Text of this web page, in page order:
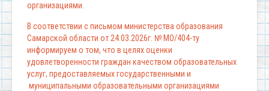
организациями.
В соответствии с письмом министерства образования
Самарской области от 24.03.2026г. № МО/404-ту
информируем о том, что в целях оценки
удовлетворенности граждан качеством образовательных
услуг, предоставляемых государственными и
муниципальными образовательными организациями